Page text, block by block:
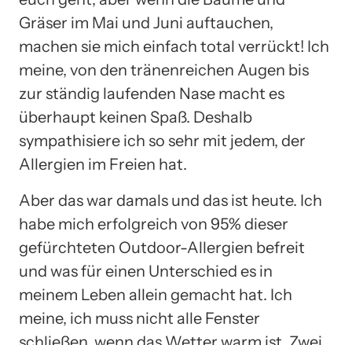
Gräser im Mai und Juni auftauchen,
machen sie mich einfach total verrückt! Ich
meine, von den tränenreichen Augen bis
zur ständig laufenden Nase macht es
überhaupt keinen Spaß. Deshalb
sympathisiere ich so sehr mit jedem, der
Allergien im Freien hat.
Aber das war damals und das ist heute. Ich
habe mich erfolgreich von 95% dieser
gefürchteten Outdoor-Allergien befreit
und was für einen Unterschied es in
meinem Leben allein gemacht hat. Ich
meine, ich muss nicht alle Fenster